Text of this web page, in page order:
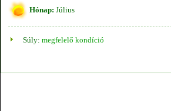
Hónap: Július
Súly: megfelelő kondíció